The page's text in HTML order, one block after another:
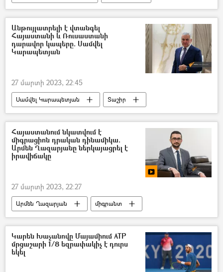
Ճապոնիա
Հայաստան
Երևան
ծառ
Անթույլատրելի է վտանգել
Հայաստանի և Ռուսաստանի
դարավոր կապերը. Սամվել
Կարապետյան
27 մարտի 2023, 22:45
Սամվել Կարապետյան
Տաշիր
Հայաստան
Հայաստան-Ռուսաստան համագործակցություն
Ռուսաստան
Հայաստանում նկատվում է
միգրացիոն դրական դինամիկա.
Արմեն Ղազարյանը ներկայացրել է
իրավիճակը
27 մարտի 2023, 22:27
Արմեն Ղազարյան
միգրանտ
միգրացիա
Հայաստան
քաղաքացիություն
Կարեն Խաչանովը Մայամիում ATP
մրցաշարի 1/8 եզրափակիչ է դուրս
եկել